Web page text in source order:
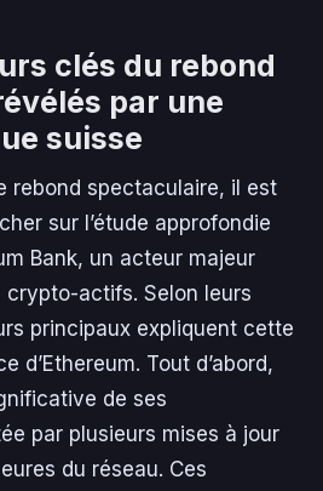
clés du rebond
par une
suisse
rebond spectaculaire, il est
sur l’étude approfondie
Bank, un acteur majeur
crypto-actifs. Selon leurs
principaux expliquent cette
d’Ethereum. Tout d’abord,
de ses
par plusieurs mises à jour
du réseau. Ces